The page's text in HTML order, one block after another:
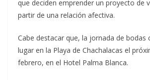
que deciden emprender un proyecto de
partir de una relación afectiva.
Cabe destacar que, la jornada de bodas
lugar en la Playa de Chachalacas el
febrero, en el Hotel Palma Blanca.